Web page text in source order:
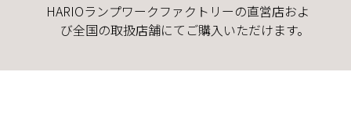
HARIOランプワークファクトリーの直営店およ
び全国の取扱店舗にてご購入いただけます。